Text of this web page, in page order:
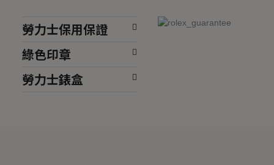
勞力士保用保證
綠色印章
勞力士錶盒